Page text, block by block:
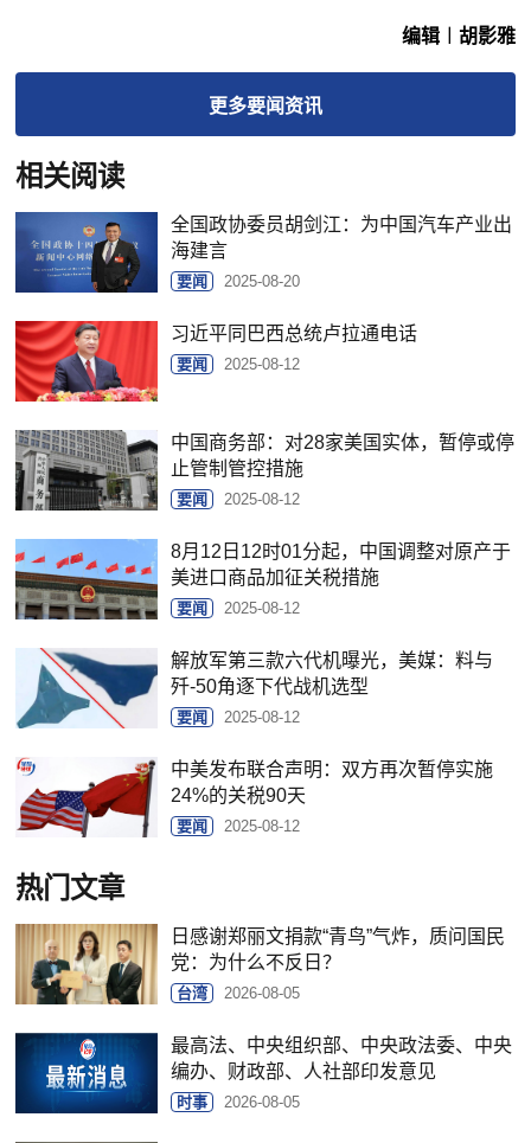
编辑︱胡影雅
更多要闻资讯
相关阅读
全国政协委员胡剑江：为中国汽车产业出
海建言
要闻 2025-08-20
习近平同巴西总统卢拉通电话
要闻 2025-08-12
中国商务部：对28家美国实体，暂停或停
止管制管控措施
要闻 2025-08-12
8月12日12时01分起，中国调整对原产于
美进口商品加征关税措施
要闻 2025-08-12
解放军第三款六代机曝光，美媒：料与
歼-50角逐下代战机选型
要闻 2025-08-12
中美发布联合声明：双方再次暂停实施
24%的关税90天
要闻 2025-08-12
热门文章
日感谢郑丽文捐款“青鸟”气炸，质问国民
党：为什么不反日？
台湾 2026-08-05
最高法、中央组织部、中央政法委、中央
编办、财政部、人社部印发意见
时事 2026-08-05